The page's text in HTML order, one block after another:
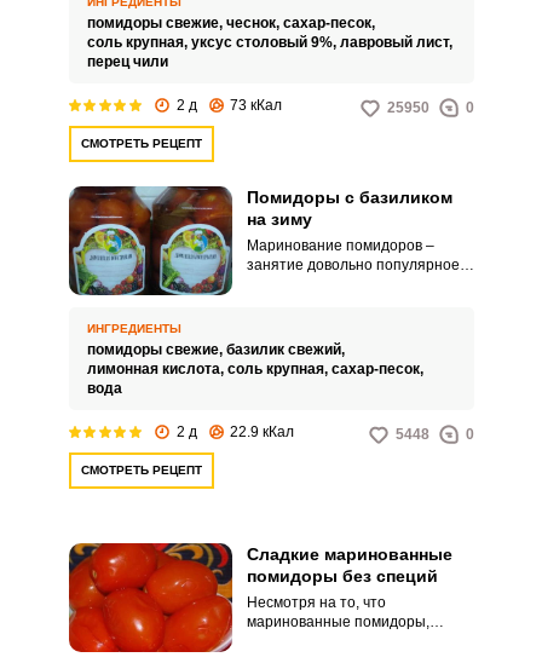
самодостаточную заготовку из
томатов без добавления
петрушки, укропа и листьев
помидоры свежие, чеснок, сахар-песок,
соль крупная, уксус столовый 9%, лавровый лист,
перец чили
2 д 73 кКал 25950 0
СМОТРЕТЬ РЕЦЕПТ
Помидоры с базиликом
на зиму
Маринование помидоров –
занятие довольно популярное и
затрат и сложностей.
ИНГРЕДИЕНТЫ
помидоры свежие, базилик свежий,
лимонная кислота, соль крупная, сахар-песок,
вода
2 д 22.9 кКал 5448 0
СМОТРЕТЬ РЕЦЕПТ
Сладкие маринованные
помидоры без специй
Несмотря на то, что
маринованные помидоры,